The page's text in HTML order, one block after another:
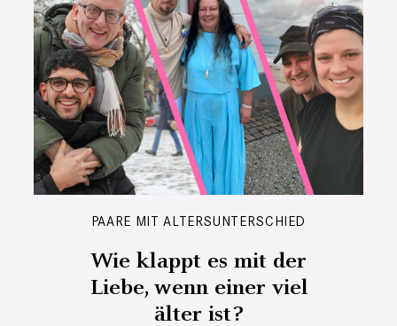
PAARE MIT ALTERSUNTERSCHIED
Wie klappt es mit der
Liebe, wenn einer viel
älter ist?